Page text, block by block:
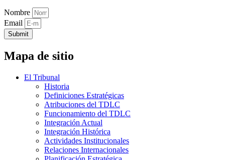
Nombre
Email
Submit
Mapa de sitio
El Tribunal
Historia
Definiciones Estratégicas
Atribuciones del TDLC
Funcionamiento del TDLC
Integración Actual
Integración Histórica
Actividades Institucionales
Relaciones Internacionales